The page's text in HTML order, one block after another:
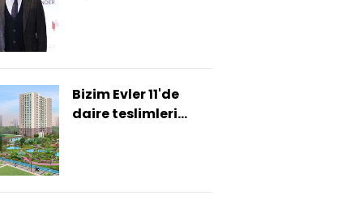
Bizim Evler 11'de
daire teslimleri